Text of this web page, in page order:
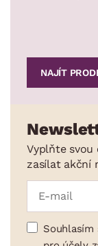
NAJÍT
Vyplňte svou
zasílat akční
Souhlasím